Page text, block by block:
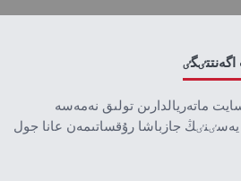
ماتەريالدارىن تولىق نەمەسە
جازباشا رۇقساتىمەن عانا جول